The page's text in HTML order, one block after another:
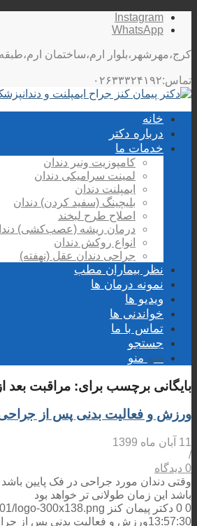
Instagram
WhatsApp
کرج،مهرشهر،بلوار ارم،ساختمان ارم،طبقه
تماس:۰۲۶۳۳۳۲۴۱۹۲
خانه
درباره دکتر
خدمات ما
کامپوزیت ونیر دندان
لمینت سرامیکی دندان
ایمپلنت دندان
بلیچینگ (سفید کردن) دندان
اصلاح طرح لبخند
درمان ریشه (عصب‌کشی)
انواع روکش دندان
جراحی دندان عقل (نهفته)
نظر بیماران مطب
نمونه درمان ها
ویدیو ها
خواندنی ها
تماس با ما
جستجو
منو منو
بایگانی برچسب برای: مراقبت بعد
ورزش و فعالیت بدنی پس از
11 آبان ماه 1399
/
0 دیدگاه
وقتی دندان مورد جراحی در فک پایین
باشد این زمان طولانی تر خواهد بود
0
0 دکتر پیمان کنز logo-300x138.png
13:57:30ورزش و فعالیت بدنی پس از